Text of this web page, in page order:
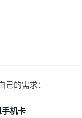
己的需求：
机卡